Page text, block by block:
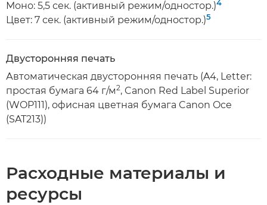
Моно: 5,5 сек. (активный режим/одностор.)4
Цвет: 7 сек. (активный режим/одностор.)5
Двусторонняя печать
Автоматическая двусторонняя печать (A4, Letter:
простая бумага 64 г/м2, Canon Red Label Superior
(WOP111), офисная цветная бумага Canon Oce
(SAT213))
Расходные материалы и
ресурсы